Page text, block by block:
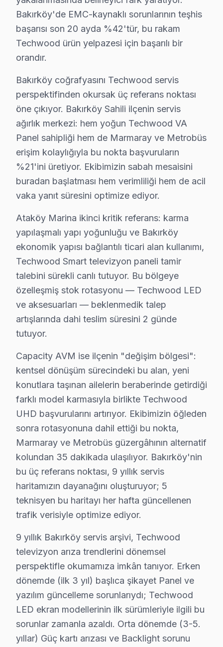
Fabrika Servis’in sunduğu avantajlar, yerinde tamir
Bakırköy Techwood servis - TV Tamiri
Techwood ekran akşam izlerken bozuldu, sabah
Aklınızda bulunsun: Techwood'ın LED panel
Bu arada, Yerinde ya da atölyede — hangisi daha
Neden Bakırköy'de Techwood teknik desteği
Bakırköy Techwood TV Ekran Anakart Profesyonel Servis ve
Bakırköy'da Techwood TV'niz bozulduğunda
• Bakırköy'de 25+ sertifikalı teknisyen Techwood
• Bakırköy'de sadece orijinal parça kullanıyoruz.
• Chip-level tamir için osiloskop, ESR ve termal
Tabii ki,, Bakırköy Sahili, Ataköy Marina, Capacity
Techwood TV'lerde Sık Görülen Arızalar
Bakırköy'de Techwood LED TV teknolojisini
▸ Güç kartı arızası: Bakırköy'de Techwood'ın VA
▸ Backlight sorunu: Bakırköy servisimizde Smart
▸ Panel: BGA yeniden lehimleme veya bileşen
▸ T-Con: Bakırköy'de daha az bilinen ama sık
Bakırköy'de hangi belirtiyle gelirseniz gelin — teşhis
Bakırköy × Techwood: Yerel İçerik ve Deneyim
Bakırköy'deki Techwood teknik servis deneyimi,
Techwood VA Panel sürücü katmanında LVDS sinyal
Techwood Smart görüntüleme sistemi modellerindeki
Bakırköy coğrafyasını Techwood servis
Ataköy Marina ikinci kritik referans: karma
Capacity AVM ise ilçenin "değişim bölgesi": kentsel
9 yıllık Bakırköy servis arşivi, Techwood televizyon
Güncel tablo şu: aylık 46 başvurunun %28'i Güç
Memnuniyet verisi yıllar içinde bir iyileşme hikayesi
Bu tür vakalar Bakırköy'de aylık 46 başvurunun
Bakırköy'de 9 yıllık güven ilişkisi, bu tür dürüst
Bakırköy'den gelen Techwood servis taleplerinin
Kapıda beş dakikalık görsel ve osiloskop incelemesi
Bu hikayenin olağan olması, Bakırköy'de 9 yıllık
Bakırköy'de Techwood televizyon tamiri için gerçekçi
Bu rakamlar Bakırköy'deki son 46 vakadan elde
Bakırköy'de EMC-kaynaklı sorunlarının teşhis
başarısı son 20 ayda %42'tür, bu rakam
Techwood ürün yelpazesi için başarılı bir
orandır.
Bakırköy coğrafyasını Techwood servis
perspektifinden okursak üç referans noktası
öne çıkıyor. Bakırköy Sahili ilçenin servis
ağırlık merkezi: hem yoğun Techwood VA
Panel sahipliği hem de Marmaray ve Metrobüs
erişim kolaylığıyla bu nokta başvuruların
%21'ini üretiyor. Ekibimizin sabah mesaisini
buradan başlatması hem verimliliği hem de acil
vaka yanıt süresini optimize ediyor.
Ataköy Marina ikinci kritik referans: karma
yapılaşmalı yapı yoğunluğu ve Bakırköy
ekonomik yapısı bağlantılı ticari alan kullanımı,
Techwood Smart televizyon paneli tamir
talebini sürekli canlı tutuyor. Bu bölgeye
özelleşmiş stok rotasyonu — Techwood LED
ve aksesuarları — beklenmedik talep
artışlarında dahi teslim süresini 2 günde
tutuyor.
Capacity AVM ise ilçenin "değişim bölgesi":
kentsel dönüşüm sürecindeki bu alan, yeni
konutlara taşınan ailelerin beraberinde getirdiği
farklı model karmasıyla birlikte Techwood
UHD başvurularını artırıyor. Ekibimizin öğleden
sonra rotasyonuna dahil ettiği bu nokta,
Marmaray ve Metrobüs güzergâhının alternatif
kolundan 35 dakikada ulaşılıyor. Bakırköy'nin
bu üç referans noktası, 9 yıllık servis
haritamızın dayanağını oluşturuyor; 5
teknisyen bu haritayı her hafta güncellenen
trafik verisiyle optimize ediyor.
9 yıllık Bakırköy servis arşivi, Techwood
televizyon arıza trendlerini dönemsel
perspektifle okumamıza imkân tanıyor. Erken
dönemde (ilk 3 yıl) başlıca şikayet Panel ve
yazılım güncelleme sorunlarıydı; Techwood
LED ekran modellerinin ilk sürümleriyle ilgili bu
sorunlar zamanla azaldı. Orta dönemde (3-5.
yıllar) Güç kartı arızası ve Backlight sorunu